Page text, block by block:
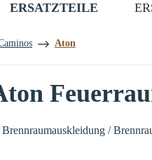
ERSATZTEILE
Aton
/